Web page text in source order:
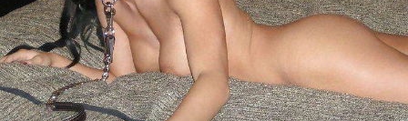
erschleichen. Kommunizieren Sie daher über diese Website immer
aufmerksam und vorsichtig.
behält sich das Recht vor, selbst Profile auf dieser Website zu
erstellen und darüber Nachrichten an Sie als Nutzer zu senden. Mit Ihrer Nutzung
dieser Website verstehen und akzeptieren Sie, dass einige der Profile auf dieser
Website fingiert sind. Diese fingierten Profile dienen lediglich dem Austausch von
Nachrichten; physische Vereinbarungen mit Personen hinter fingierten Profilen sind
folglich nicht möglich.
Verhindern Sie, dass Ihre minderjährigen Kinder mit erotischen oder für Minderjährige